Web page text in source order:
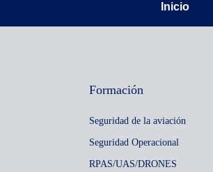
Inicio
Formación
Seguridad de la aviación
Seguridad Operacional
RPAS/UAS/DRONES